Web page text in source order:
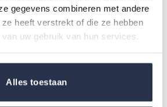
gegevens combineren met andere
heeft verstrekt of die ze hebben
uw gebruik van hun services.
Alles toestaan
product is even groot als de slip
het gaat schuiven.